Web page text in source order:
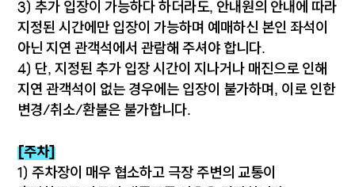
3) 추가 입장이 가능하다 하더라도, 안내원의 안내에 따라
지정된 시간에만 입장이 가능하며 예매하신 본인 좌석이
아닌 지연 관객석에서 관람해 주셔야 합니다.
4) 단, 지정된 추가 입장 시간이 지나거나 매진으로 인해
지연 관객석이 없는 경우에는 입장이 불가하며, 이로 인한
변경/취소/환불은 불가합니다.
[주차]
1) 주차장이 매우 협소하고 극장 주변의 교통이